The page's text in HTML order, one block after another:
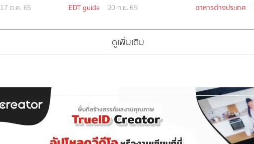
17 ต.ค. 65 EDT guide 20 ก.ย. 65 อาหารต่างประเทศ
ดูเพิ่มเติม